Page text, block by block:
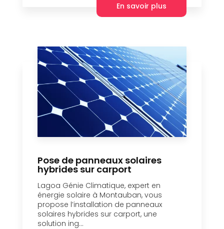
En savoir plus
Pose de panneaux solaires
hybrides sur carport
Lagoa Génie Climatique, expert en
énergie solaire à Montauban, vous
propose l’installation de panneaux
solaires hybrides sur carport, une
solution ing...